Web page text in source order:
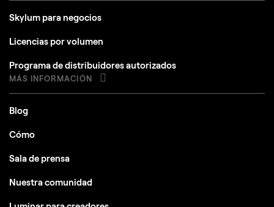
Skylum para negocios
Licencias por volumen
Programa de distribuidores autorizados
MÁS INFORMACIÓN
Blog
Cómo
Sala de prensa
Nuestra comunidad